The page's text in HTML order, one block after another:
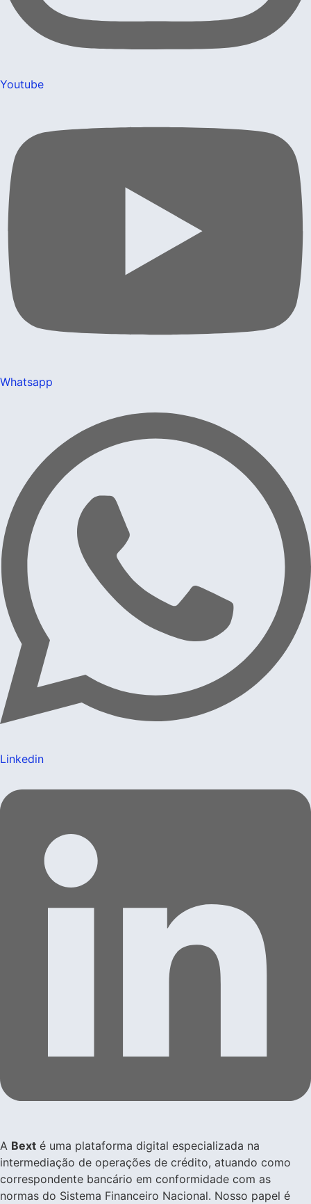
Youtube
Whatsapp
Linkedin
A Bext é uma plataforma digital especializada na
intermediação de operações de crédito, atuando como
correspondente bancário em conformidade com as
normas do Sistema Financeiro Nacional. Nosso papel é